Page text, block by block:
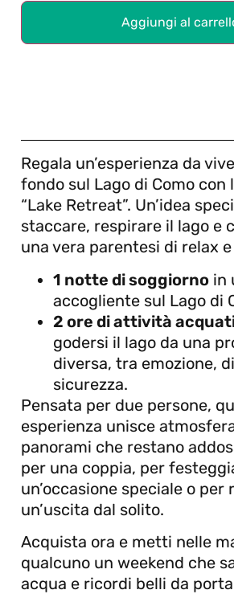
Aggiungi al
Regala un’esperienza da
fondo sul Lago di Como con
“Lake Retreat”. Un’idea
staccare, respirare il lago e
una vera parentesi di relax
1 notte di soggiorno in
accogliente sul Lago di
2 ore di attività
godersi il lago da una
diversa, tra emozione,
sicurezza.
Pensata per due persone,
esperienza unisce
panorami che restano
per una coppia, per
un’occasione speciale o per
un’uscita dal solito.
Acquista ora e metti nelle
qualcuno un weekend che
acqua e ricordi belli da